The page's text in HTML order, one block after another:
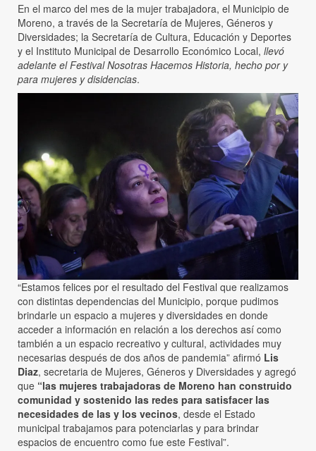
En el marco del mes de la mujer trabajadora, el Municipio de
Moreno, a través de la Secretaría de Mujeres, Géneros y
Diversidades; la Secretaría de Cultura, Educación y Deportes
y el Instituto Municipal de Desarrollo Económico Local, llevó
adelante el Festival Nosotras Hacemos Historia, hecho por y
para mujeres y disidencias.
“Estamos felices por el resultado del Festival que realizamos
con distintas dependencias del Municipio, porque pudimos
brindarle un espacio a mujeres y diversidades en donde
acceder a información en relación a los derechos así como
también a un espacio recreativo y cultural, actividades muy
necesarias después de dos años de pandemia” afirmó Lis
Diaz, secretaria de Mujeres, Géneros y Diversidades y agregó
que “las mujeres trabajadoras de Moreno han construido
comunidad y sostenido las redes para satisfacer las
necesidades de las y los vecinos, desde el Estado
municipal trabajamos para potenciarlas y para brindar
espacios de encuentro como fue este Festival”.